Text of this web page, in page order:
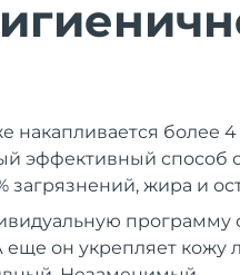
накапливается более
эффективный способ с
загрязнений, жира и
он укрепляет